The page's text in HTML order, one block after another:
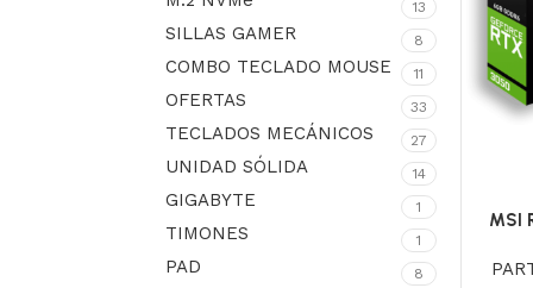
13
SILLAS GAMER 8
COMBO TECLADO MOUSE 11
OFERTAS 33
TECLADOS MECÁNICOS 27
UNIDAD SÓLIDA 14
GIGABYTE 1
TIMONES 1
PAD 8
MSI